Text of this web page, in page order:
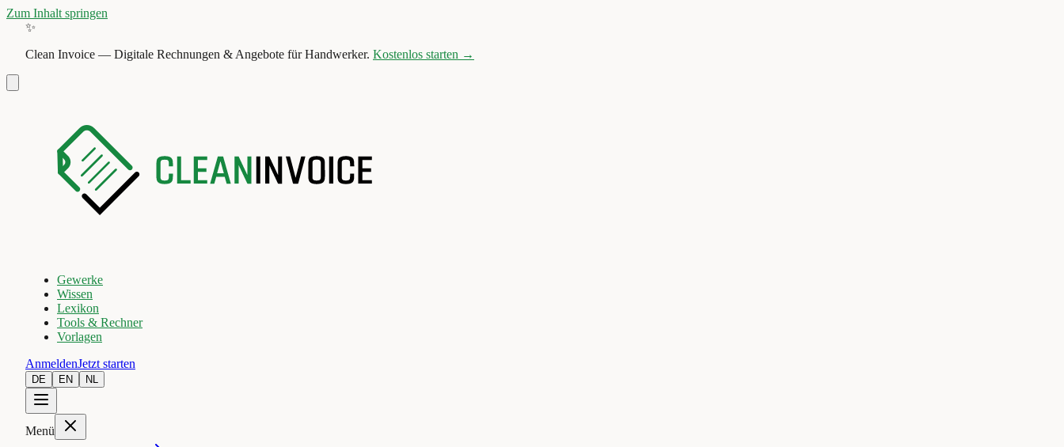
Zum Inhalt springen
✨
Clean Invoice — Digitale Rechnungen & Angebote für Handwerker. Kostenlos starten →
Gewerke
Wissen
Lexikon
Tools & Rechner
Vorlagen
AnmeldenJetzt starten
DE EN NL
Menü